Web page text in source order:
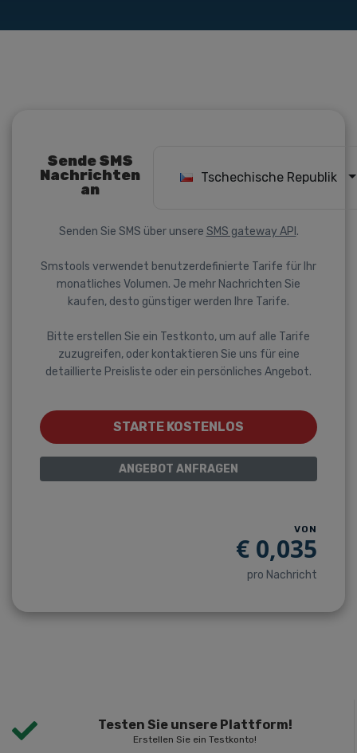
Sende SMS
Nachrichten
an
Tschechische Republik
Senden Sie SMS über unsere SMS gateway API .
Smstools verwendet benutzerdefinierte Tarife für Ihr
monatliches Volumen. Je mehr Nachrichten Sie
kaufen, desto günstiger werden Ihre Tarife.
Bitte erstellen Sie ein Testkonto, um auf alle Tarife
zuzugreifen, oder kontaktieren Sie uns für eine
detaillierte Preisliste oder ein persönliches Angebot.
STARTE KOSTENLOS
ANGEBOT ANFRAGEN
VON
€ 0,035
pro Nachricht
Testen Sie unsere Plattform!
Erstellen Sie ein Testkonto!